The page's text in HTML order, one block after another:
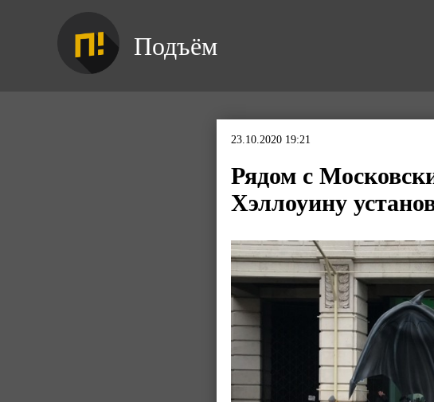
Подъём
23.10.2020 19:21
Рядом с
Хэллоуину